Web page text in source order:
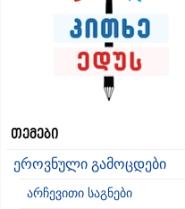
თემები
ეროვნული გამოცდები
არჩევითი საგნები